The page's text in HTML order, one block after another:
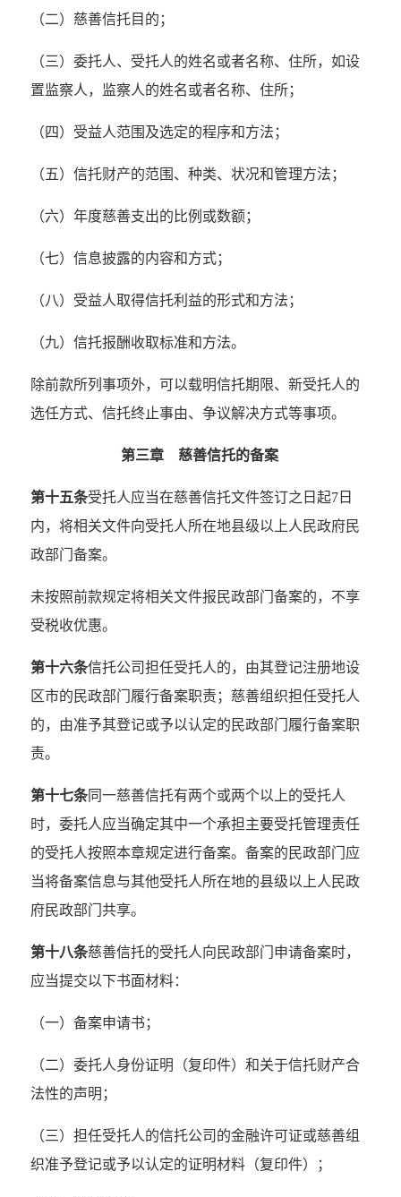
（二）慈善信托目的；
（三）委托人、受托人的姓名或者名称、住所，如设
置监察人，监察人的姓名或者名称、住所；
（四）受益人范围及选定的程序和方法；
（五）信托财产的范围、种类、状况和管理方法；
（六）年度慈善支出的比例或数额；
（七）信息披露的内容和方式；
（八）受益人取得信托利益的形式和方法；
（九）信托报酬收取标准和方法。
除前款所列事项外，可以载明信托期限、新受托人的
选任方式、信托终止事由、争议解决方式等事项。
第三章 慈善信托的备案
第十五条受托人应当在慈善信托文件签订之日起7日
内，将相关文件向受托人所在地县级以上人民政府民
政部门备案。
未按照前款规定将相关文件报民政部门备案的，不享
受税收优惠。
第十六条信托公司担任受托人的，由其登记注册地设
区市的民政部门履行备案职责；慈善组织担任受托人
的，由准予其登记或予以认定的民政部门履行备案职
责。
第十七条同一慈善信托有两个或两个以上的受托人
时，委托人应当确定其中一个承担主要受托管理责任
的受托人按照本章规定进行备案。备案的民政部门应
当将备案信息与其他受托人所在地的县级以上人民政
府民政部门共享。
第十八条慈善信托的受托人向民政部门申请备案时，
应当提交以下书面材料：
（一）备案申请书；
（二）委托人身份证明（复印件）和关于信托财产合
法性的声明；
（三）担任受托人的信托公司的金融许可证或慈善组
织准予登记或予以认定的证明材料（复印件）；